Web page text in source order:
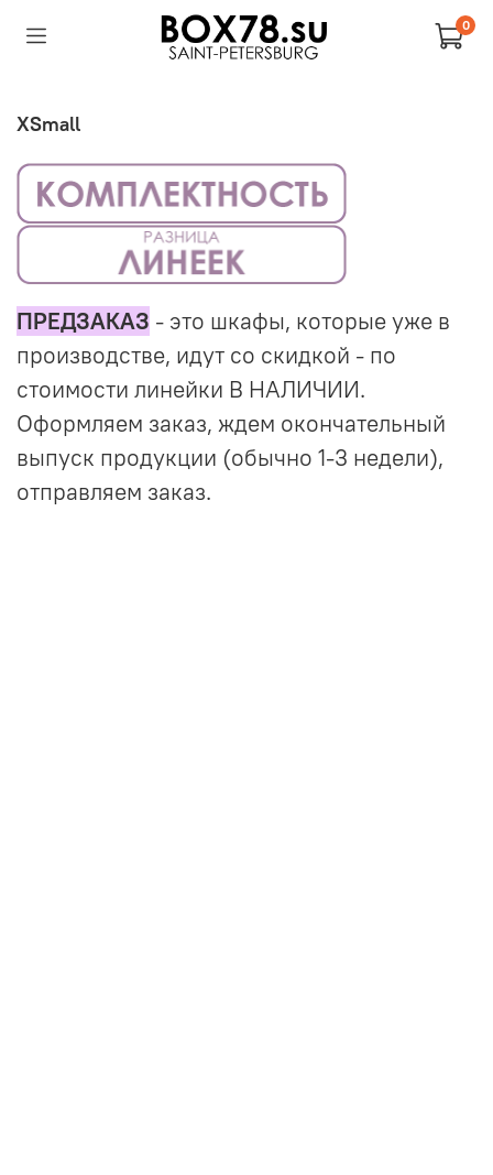
0
XSmall
ПРЕДЗАКАЗ - это шкафы, которые уже в
производстве, идут со скидкой - по
стоимости линейки В НАЛИЧИИ.
Оформляем заказ, ждем окончательный
выпуск продукции (обычно 1-3 недели),
отправляем заказ.